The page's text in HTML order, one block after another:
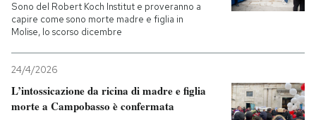
Internet
Scienza
Economia
Sport
Ok Boomer!
Mondiali calcio 2026
Sono del Robert Koch Institut e proveranno a
capire come sono morte madre e figlia in
Molise, lo scorso dicembre
24/4/2026
L’intossicazione da ricina di madre e figlia
morte a Campobasso è confermata